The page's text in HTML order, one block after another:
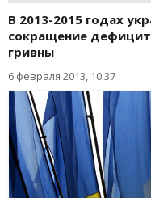
В 2013-2015 годах
сокращение
гривны
6 февраля 2013, 10:37